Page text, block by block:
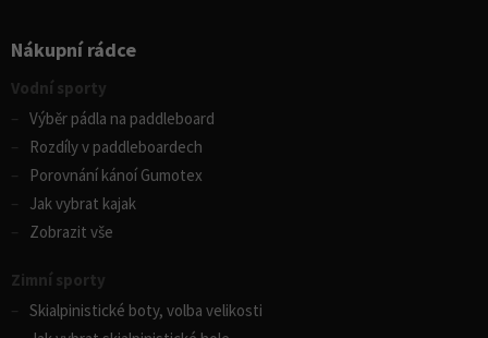
Nákupní rádce
Vodní sporty
Výběr pádla na paddleboard
Rozdíly v paddleboardech
Porovnání kánoí Gumotex
Jak vybrat kajak
Zobrazit vše
Zimní sporty
Skialpinistické boty, volba velikosti